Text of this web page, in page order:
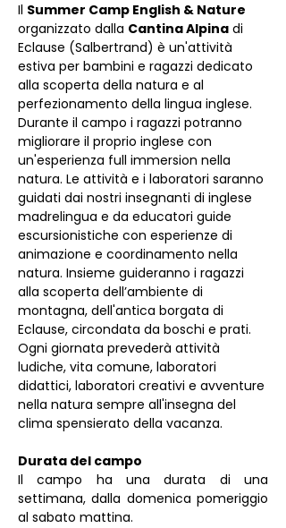
Il Summer Camp English & Nature
organizzato dalla Cantina Alpina di
Eclause (Salbertrand) è un'attività
estiva per bambini e ragazzi dedicato
alla scoperta della natura e al
perfezionamento della lingua inglese.
Durante il campo i ragazzi potranno
migliorare il proprio inglese con
un'esperienza full immersion nella
natura. Le attività e i laboratori saranno
guidati dai nostri insegnanti di inglese
madrelingua e da educatori guide
escursionistiche con esperienze di
animazione e coordinamento nella
natura. Insieme guideranno i ragazzi
alla scoperta dell’ambiente di
montagna, dell'antica borgata di
Eclause, circondata da boschi e prati.
Ogni giornata prevederà attività
ludiche, vita comune, laboratori
didattici, laboratori creativi e avventure
nella natura sempre all'insegna del
clima spensierato della vacanza.
Durata del campo
Il campo ha una durata di una
settimana, dalla domenica pomeriggio
al sabato mattina.